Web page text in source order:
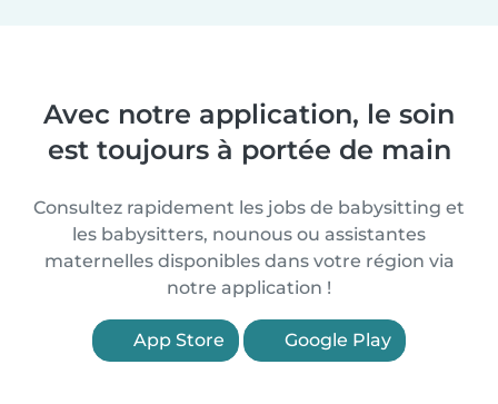
Avec notre application, le soin
est toujours à portée de main
Consultez rapidement les jobs de babysitting et
les babysitters, nounous ou assistantes
maternelles disponibles dans votre région via
notre application !
App Store Google Play